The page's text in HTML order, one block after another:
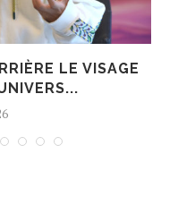
LE VISAGE